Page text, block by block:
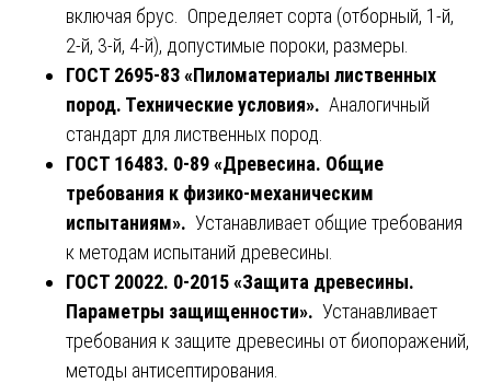
включая брус. Определяет сорта (отборный, 1-й,
2-й, 3-й, 4-й), допустимые пороки, размеры.
ГОСТ 2695-83 «Пиломатериалы лиственных
пород. Технические условия». Аналогичный
стандарт для лиственных пород.
ГОСТ 16483. 0-89 «Древесина. Общие
требования к физико-механическим
испытаниям». Устанавливает общие требования
к методам испытаний древесины.
ГОСТ 20022. 0-2015 «Защита древесины.
Параметры защищенности». Устанавливает
требования к защите древесины от биопоражений,
методы антисептирования.